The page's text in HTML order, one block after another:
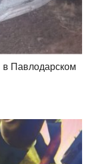
Павлодарском